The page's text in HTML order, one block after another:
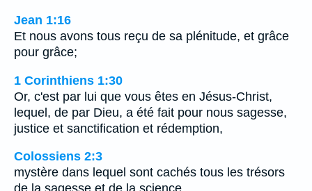
Jean 1:16
Et nous avons tous reçu de sa plénitude, et grâce
pour grâce;
1 Corinthiens 1:30
Or, c'est par lui que vous êtes en Jésus-Christ,
lequel, de par Dieu, a été fait pour nous sagesse,
justice et sanctification et rédemption,
Colossiens 2:3
mystère dans lequel sont cachés tous les trésors